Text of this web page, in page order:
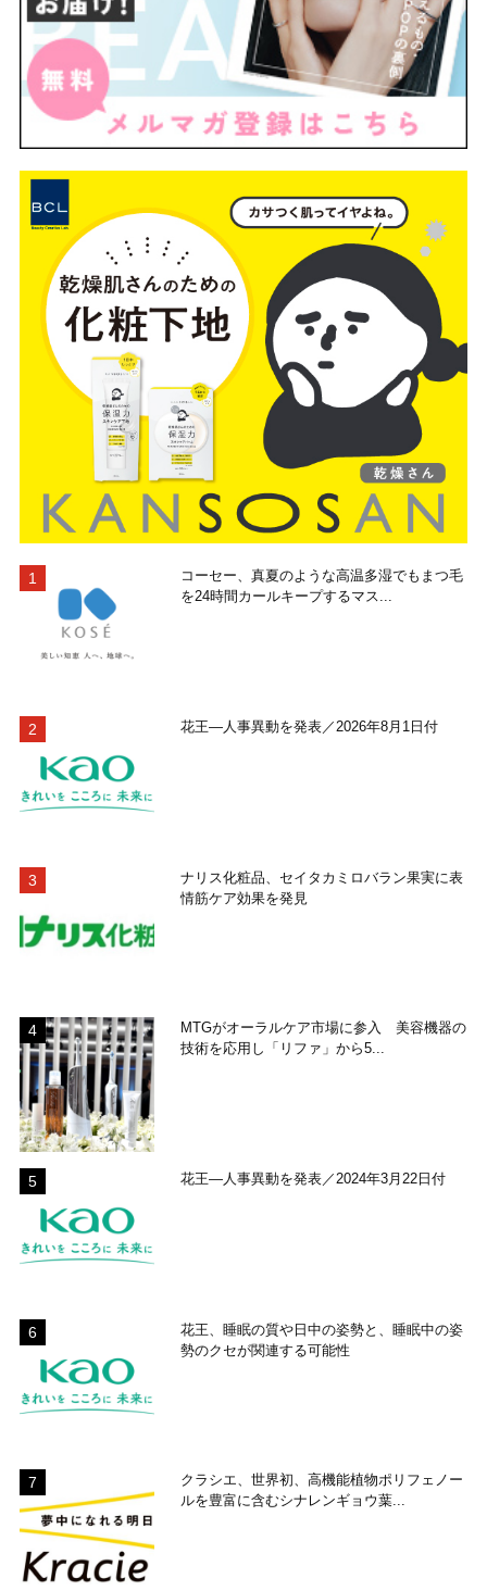
コーセー、真夏のような高温多湿でもまつ毛
を24時間カールキープするマス...
花王―人事異動を発表／2026年8月1日付
ナリス化粧品、セイタカミロバラン果実に表
情筋ケア効果を発見
MTGがオーラルケア市場に参入 美容機器の
技術を応用し「リファ」から5...
花王―人事異動を発表／2024年3月22日付
花王、睡眠の質や日中の姿勢と、睡眠中の姿
勢のクセが関連する可能性
クラシエ、世界初、高機能植物ポリフェノー
ルを豊富に含むシナレンギョウ葉...